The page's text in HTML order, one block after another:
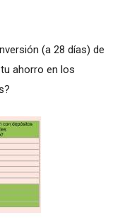
(a 28 días) de
ahorro en los